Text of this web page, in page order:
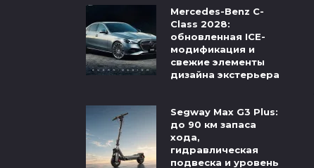
Mercedes-Benz C-
Class 2028:
обновленная ICE-
модификация и
свежие элементы
дизайна экстерьера
Segway Max G3 Plus:
до 90 км запаса
хода,
гидравлическая
подвеска и уровень